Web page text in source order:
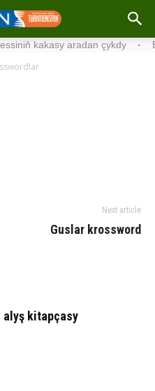
kakasy aradan çykdy ·
Next article
Guslar krossword
alyş kitapçasy